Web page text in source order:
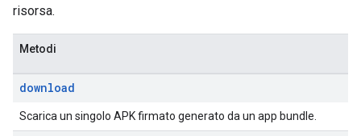
risorsa.
Metodi
download
Scarica un singolo APK firmato generato da un app bundle.